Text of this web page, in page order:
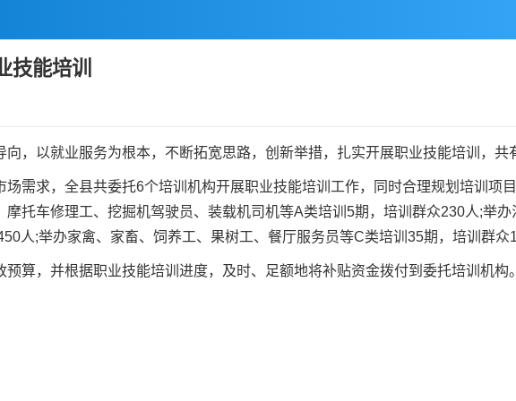
技能培训
以就业服务为根本，不断拓宽思路，创新举措，扎实开展职业技能培训，共
求，全县共委托6个培训机构开展职业技能培训工作，同时合理规划培训项
摩托车修理工、挖掘机驾驶员、装载机司机等A类培训5期，培训群众230人;举
人;举办家禽、家畜、饲养工、果树工、餐厅服务员等C类培训35期，培训群众
，并根据职业技能培训进度，及时、足额地将补贴资金拨付到委托培训机构